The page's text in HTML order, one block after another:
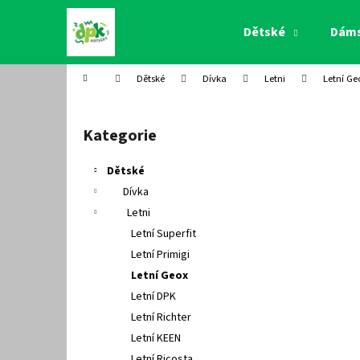
Dětské
Domů Dětské Dívka Letni Letní
Přeskočit
kategorie
Kategorie
Dětské
Dívka
Letni
Letní Superfit
Letní Primigi
Letní Geox
Letní DPK
Letní Richter
Letní KEEN
í
Zpět
do
Zpět
do